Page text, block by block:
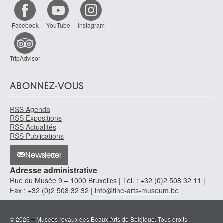
XVIe siècle
Pays-Bas méridionaux, Anvers
XVIIIe siècle
Pays-Bas méridionaux, Audenarde
ca. 1550-1575
ca. 1550-1575
ca. 1550-1575
Peers Dirk
Courtrai 1957 - Gand 2003
Anvers 1614 - Hoboken / Anvers 1652
Peeters Jan I
Anvers 1624 - 1677 ?
Peeters Jozef
Facebook YouTube Instagram
TripAdvisor
ABONNEZ-VOUS
RSS Agenda
RSS Expositions
RSS Actualités
RSS Publications
Newsletter
Adresse administrative
Rue du Musée 9 – 1000 Bruxelles | Tél. : +32 (0)2 508 32 11 |
Fax : +32 (0)2 508 32 32 | info@fine-arts-museum.be
© 2026 – Musées royaux des Beaux-Arts de Belgique. Tous droits